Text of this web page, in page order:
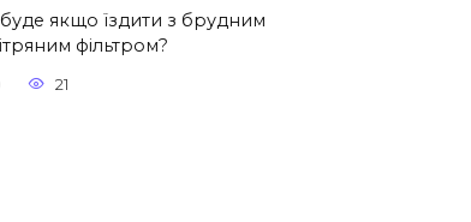
якщо їздити з брудним
фільтром?
21